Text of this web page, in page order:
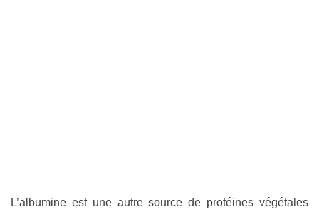
L’albumine est une autre source de protéines végétales